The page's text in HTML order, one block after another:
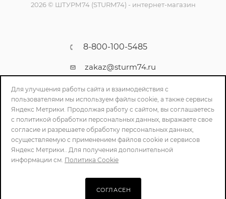
2026 © ШТУРМ74 (STURM74) - интернет-магазин
8-800-100-5485
zakaz@sturm74.ru
г. Челябинск, ул. Стартовая 34/1
ПОЛИТИКА КОНФИДЕНЦИАЛЬНОСТИ
Для улучшения работы сайта и взаимодействия с
пользователями мы используем файлы cookie, а также сервисы
Яндекс Метрики. Продолжая работу с сайтом, вы соглашаетесь
с политикой обработки персональных данных, выражаете свое
согласие и разрешаете обработку персональных данных,
осуществляемую с применением файлов cookie и сервисов
Яндекс Метрики.. Для получения дополнительной
информации см. Политика Cookie
СОГЛАСЕН